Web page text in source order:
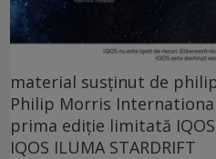
material susținut de
Philip Morris
prima ediție limitată
IQOS ILUMA STARDRIFT